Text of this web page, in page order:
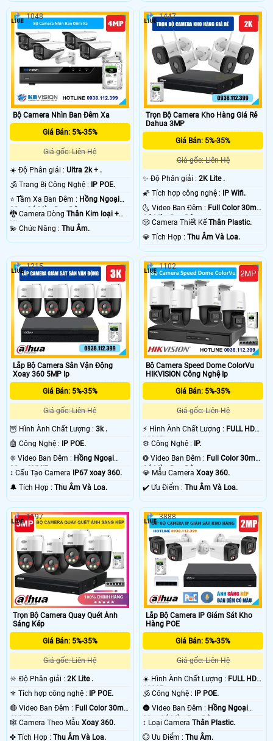
Bộ Camera Nhìn Ban Đêm Xa
Giá Bán: 5%-35%
Giá gốc: Liên Hệ
☀️ Độ Phân giải : Ultra 2k + .
🕉️ Trang Bị Công Nghệ :
IP POE.
⭐ Tầm Xa Ban Đêm : Hồng Ngoại
80m Có Màu Ban Ðêm.
🐉️ Camera Dòng Thân Kim loại +
Nhựa.
️💫 Chức Năng : Thu Âm.
1048
Trọn Bộ Camera Kho Hàng Giá Rẻ
Dahua 3MP
Giá Bán: 5%-35%
Giá gốc: Liên Hệ
✨ Độ Phân giải :2K Lite .
🌠 Tích hợp công nghệ :
IP Wifi.
🌜 Video Ban Đêm : Full Color 30m
Có Màu Ban Ðêm.
🎲 Camera Thiết KếThân Plastic.
️💎 Tích Hợp :Thu Âm Và Loa.
1447
Lắp Bộ Camera Sân Vận Động
Xoay 360 5MP Ip
Giá Bán: 5%-35%
Giá gốc: Liên Hệ
🦉 Hình Ành Chất Lượng : 3k .
🤖️ Công Nghệ : IP POE.
❈ Video Ban Đêm : Hồng Ngoại
30m ONVIF.
↕️ Cấu Tạo Camera IP67 xoay 360.
️🔔 Tích Hợp : Thu Âm Và Loa.
1215
Bộ Camera Speed Dome ColorVu
HIKVISION Công Nghệ Ip
Giá Bán: 5%-35%
Giá gốc: Liên Hệ
️⚡ Hình Ành Chất Lượng : FULL HD
1080P .
⚙ Công Nghệ : IP.
❂ Video Ban Đêm : Full Color 30m
Có Màu Ban Ðêm.
💎 Mẫu CameraXoay 360.
️✔️ Ưu Điểm :Thu Âm Và Loa.
1102
Trọn Bộ Camera Quay Quét Ánh
Sáng Kép
Giá Bán: 5%-35%
Giá gốc: Liên Hệ
🔆 Độ Phân giải : 2K Lite .
⚜️ Tích hợp công nghệ : IP POE.
🔴 Video Ban Đêm : Full Color 30m
ONVIF.
🕸️ Camera Theo Mẫu Xoay 360.
️✤ Tích Hợp : Thu Âm Và Loa.
1197
Lắp Bộ Camera IP Giám Sát Kho
Hàng POE
Giá Bán: 5%-35%
Giá gốc: Liên Hệ
☀️ Hình Ành Chất Lượng : FULL HD
1080P .
🕉️ Công Nghệ : IP POE.
🌚 Video Ban Đêm : Hồng Ngoại
30m Có Màu Ban Ðêm.
↕️ Loại CameraThân Plastic.
️💮 Ưu Điểm :Thu Âm.
3888